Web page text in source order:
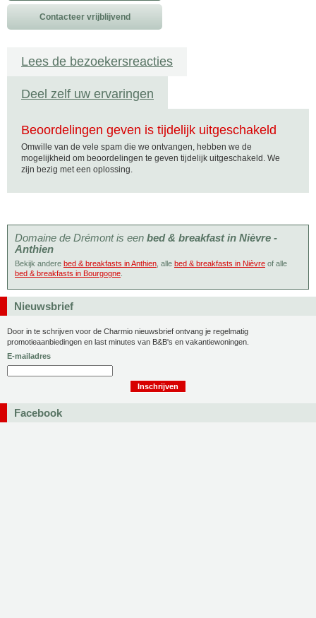
Contacteer vrijblijvend
Lees de bezoekersreacties
Deel zelf uw ervaringen
Beoordelingen geven is tijdelijk uitgeschakeld
Omwille van de vele spam die we ontvangen, hebben we de
mogelijkheid om beoordelingen te geven tijdelijk uitgeschakeld. We
zijn bezig met een oplossing.
Domaine de Drémont is een bed & breakfast in Nièvre -
Anthien
Bekijk andere bed & breakfasts in Anthien , alle bed & breakfasts in Nièvre of alle
bed & breakfasts in Bourgogne
Nieuwsbrief
Door in te schrijven voor de Charmio nieuwsbrief ontvang je regelmatig
promotieaanbiedingen en last minutes van B&B's en vakantiewoningen.
E-mailadres
Facebook